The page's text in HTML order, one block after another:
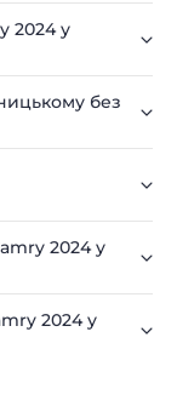
2024 у
без
2024 у
2024 у